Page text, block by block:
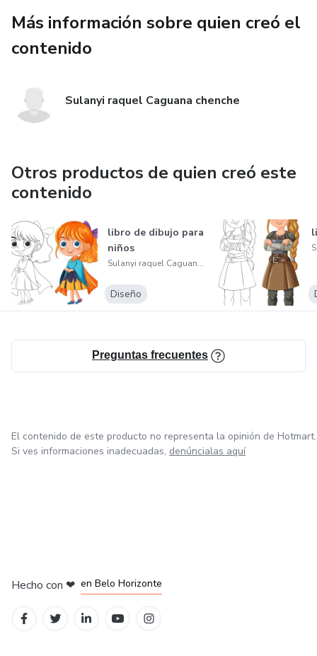
Más información sobre quien creó el
contenido
Sulanyi raquel Caguana chenche
Otros productos de quien creó este
contenido
libro de dibujo para
niños
Sulanyi raquel Caguana chenche
Diseño
Preguntas frecuentes
El contenido de este producto no representa la opinión de Hotmart.
Si ves informaciones inadecuadas, denúncialas aquí
Hecho con ❤ en Belo Horizonte